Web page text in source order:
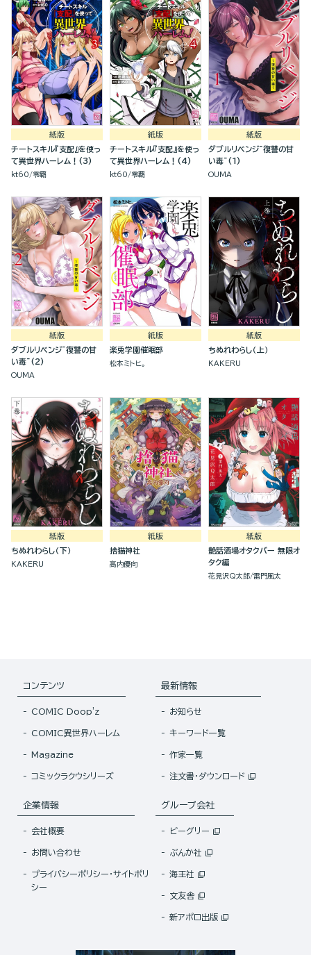
紙版
チートスキル『支配』を使っ
て異世界ハーレム！(3)
kt60 零覇
紙版
チートスキル『支配』を使っ
て異世界ハーレム！(4)
kt60 零覇
紙版
ダブルリベンジ~復讐の甘
い毒~(1)
OUMA
紙版
ダブルリベンジ~復讐の甘
い毒~(2)
OUMA
紙版
楽兎学園催眠部
松本ミトヒ。
紙版
ちぬれわらし（上）
KAKERU
紙版
ちぬれわらし（下）
KAKERU
紙版
捨猫神社
高内優向
紙版
艶話酒場オタクバー 無限オ
タク編
花見沢Q太郎 雷門風太
コンテンツ
COMIC Doop'z
COMIC異世界ハーレム
Magazine
コミックラクウシリーズ
最新情報
お知らせ
キーワード一覧
作家一覧
注文書・ダウンロード
企業情報
会社概要
お問い合わせ
プライバシーポリシー・サイトポリ
シー
グループ会社
ビーグリー
ぶんか社
海王社
文友舎
新アポロ出版